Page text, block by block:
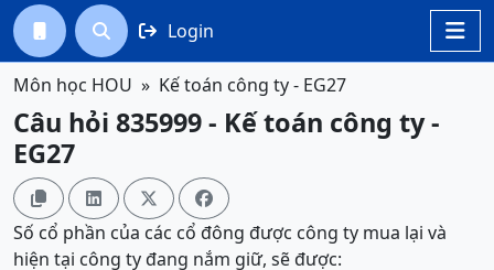

  Login
Môn học HOU Kế toán công ty - EG27
Câu hỏi 835999 - Kế toán công ty -
EG27
   
Số cổ phần của các cổ đông được công ty mua lại và
hiện tại công ty đang nắm giữ, sẽ được: